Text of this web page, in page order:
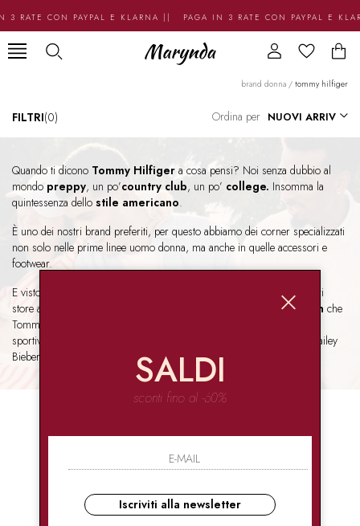
3 RATE CON PAYPAL E KLARNA || PAGA IN 3 RATE CON PAYPAL E
brand donna / tommy hilfiger
FILTRI(0) Ordina per
Quando ti dicono Tommy Hilfiger a cosa pensi? Noi senza dubbio al
mondo preppy, un po’country club, un po’ college. Insomma la
quintessenza dello stile americano.
È uno dei nostri brand preferiti, per questo abbiamo dei corner specializzati
non solo nelle prime linee uomo donna, ma anche in quelle accessori e
footwear.
E visto che da Marynda non ci facciamo mancare mai niente, nei nostri
store abbiamo anche tutte le
limited edition che
Tommy Hilfiger rilascia ogni anno in collaborazione con it-girl, attori,
sportivi, influencer. Ti dicono qualcosa Gigi Hadid, Zendaya, Jisoo, Hailey
Bieber e Hamilton?
SALDI
sconti fino al -60%
Iscriviti alla newsletter